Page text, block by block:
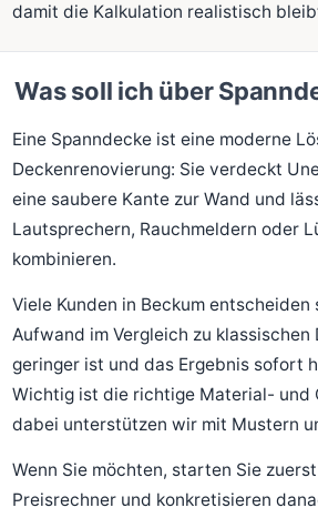
damit die Kalkulation realistisch
Was soll ich über
Eine Spanndecke ist eine moderne
Deckenrenovierung: Sie verdeckt
eine saubere Kante zur Wand und
Lautsprechern, Rauchmeldern oder
kombinieren.
Viele Kunden in Beckum
Aufwand im Vergleich zu klassischen
geringer ist und das Ergebnis sofort
Wichtig ist die richtige Material- und
dabei unterstützen wir mit Mustern
Wenn Sie möchten, starten Sie
Preisrechner und konkretisieren